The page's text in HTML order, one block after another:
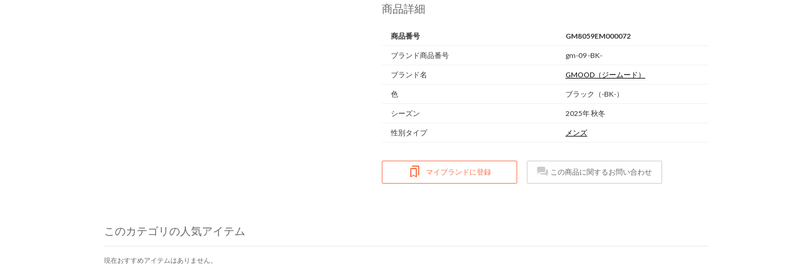
商品詳細
商品番号 GM8059EM000072
ブランド商品番号 gm-09 -BK-
ブランド名 GMOOD （ジームード）
色 ブラック（-BK-）
シーズン 2025年 秋冬
性別タイプ メンズ
マイブランドに登録 この商品に関するお問い合わせ
このカテゴリの人気アイテム
現在おすすめアイテムはありません。